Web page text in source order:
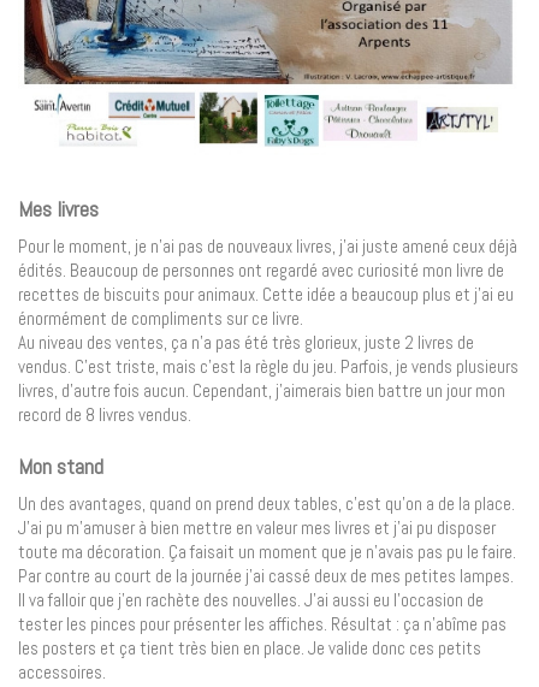
Mes livres
Pour le moment, je n’ai pas de nouveaux livres, j’ai juste amené ceux déjà
édités. Beaucoup de personnes ont regardé avec curiosité mon livre de
recettes de biscuits pour animaux. Cette idée a beaucoup plus et j’ai eu
énormément de compliments sur ce livre.
Au niveau des ventes, ça n’a pas été très glorieux, juste 2 livres de
vendus. C’est triste, mais c’est la règle du jeu. Parfois, je vends plusieurs
livres, d’autre fois aucun. Cependant, j’aimerais bien battre un jour mon
record de 8 livres vendus.
Mon stand
Un des avantages, quand on prend deux tables, c’est qu’on a de la place.
J’ai pu m’amuser à bien mettre en valeur mes livres et j’ai pu disposer
toute ma décoration. Ça faisait un moment que je n’avais pas pu le faire.
Par contre au court de la journée j’ai cassé deux de mes petites lampes.
Il va falloir que j’en rachète des nouvelles. J’ai aussi eu l’occasion de
tester les pinces pour présenter les affiches. Résultat : ça n’abîme pas
les posters et ça tient très bien en place. Je valide donc ces petits
accessoires.